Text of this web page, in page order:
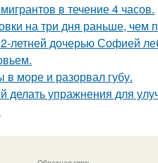
в течение 4 часов.
на три дня раньше, чем
летней дочерью Софией
в море и разорвал губу.
делать упражнения для